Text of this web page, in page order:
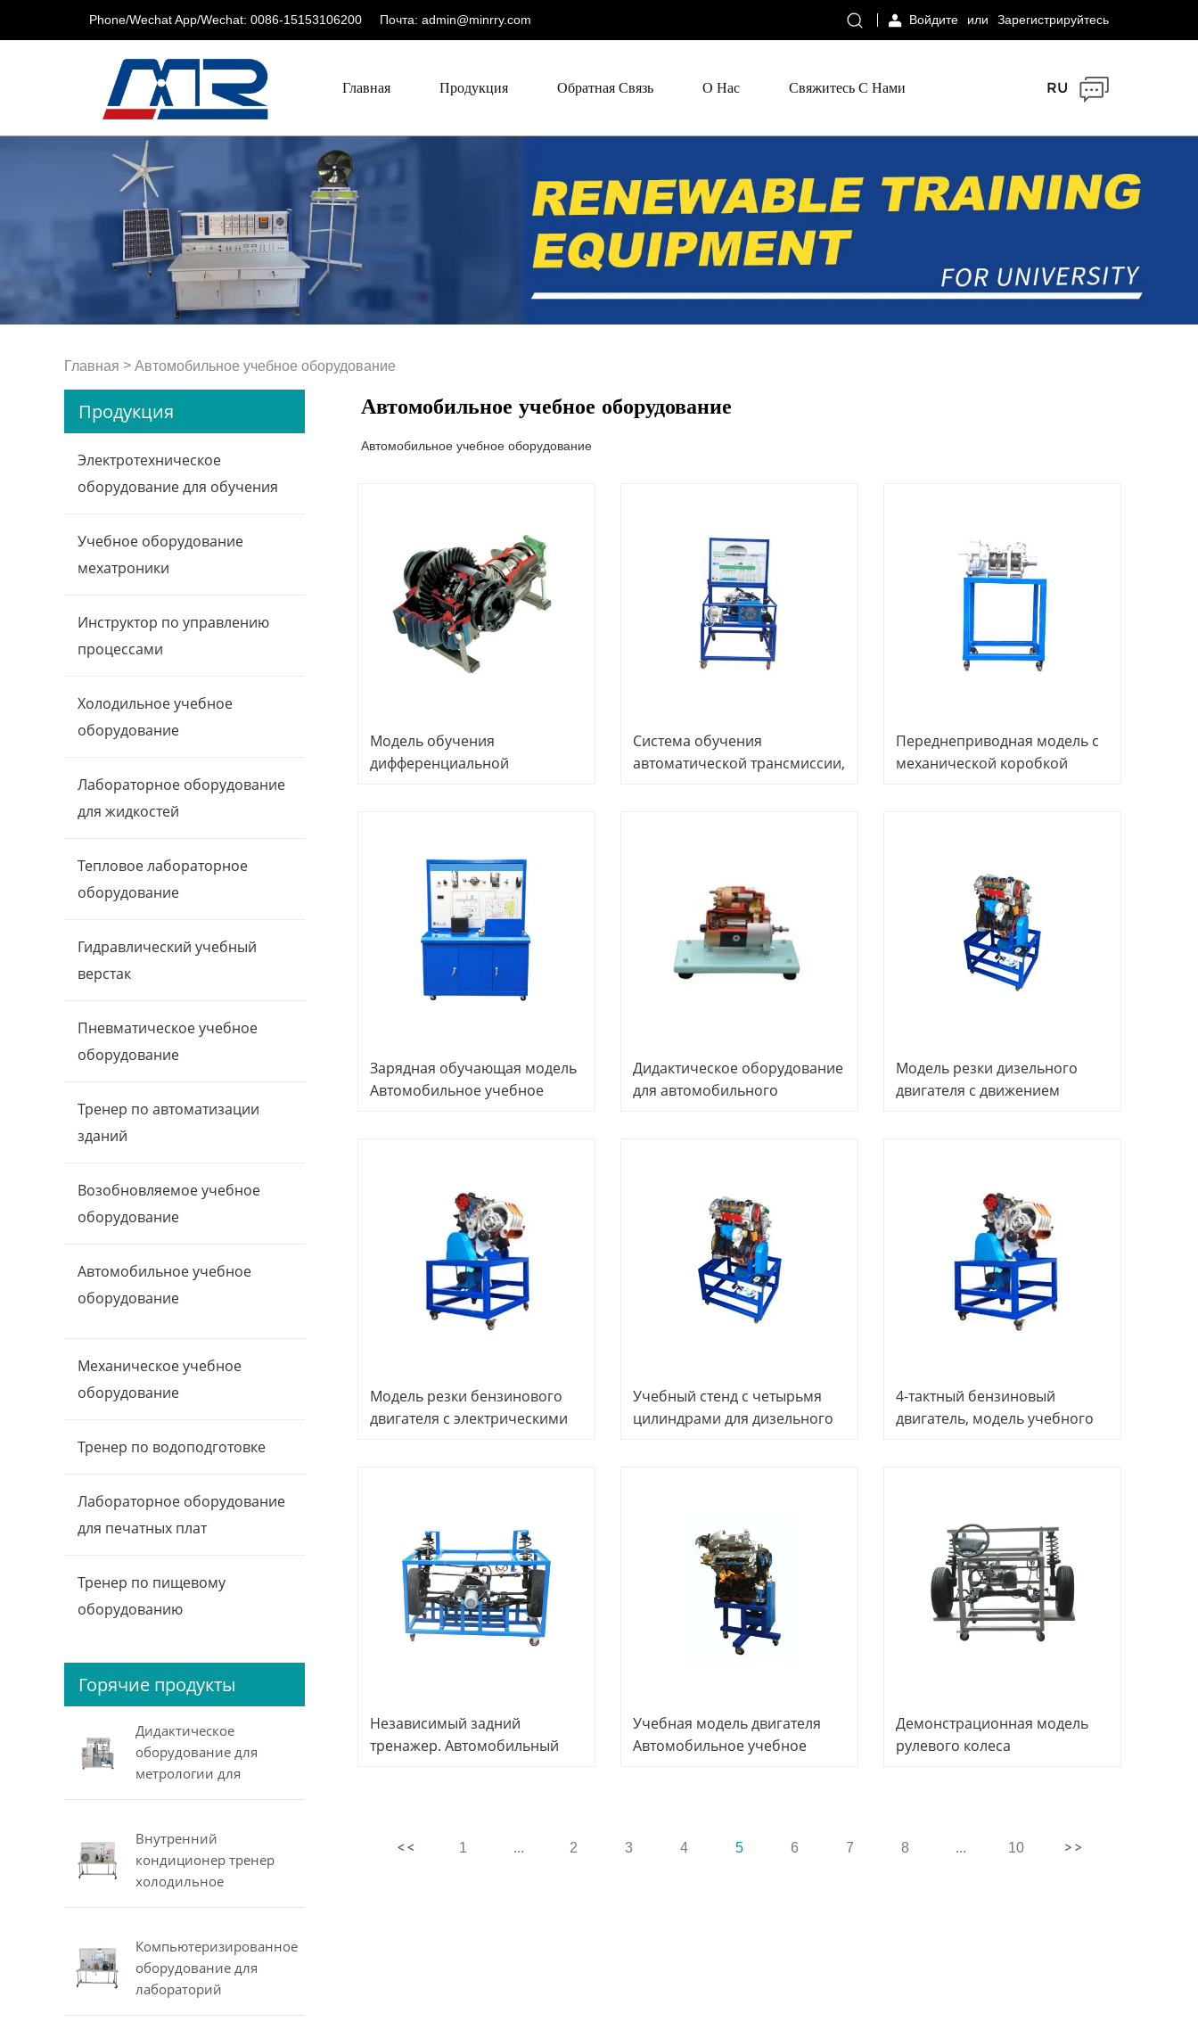
Phone/Wechat App/Wechat: 0086-15153106200 Почта: admin@minrry.com Войдите или Зарегистрируйтесь
Главная Продукция Обратная Связь О Нас Свяжитесь С Нами RU
Главная > Автомобильное учебное оборудование
Продукция
Электротехническое
оборудование для обучения
Учебное оборудование
мехатроники
Инструктор по управлению
процессами
Холодильное учебное
оборудование
Лабораторное оборудование
для жидкостей
Тепловое лабораторное
оборудование
Гидравлический учебный
верстак
Пневматическое учебное
оборудование
Тренер по автоматизации
зданий
Возобновляемое учебное
оборудование
Автомобильное учебное
оборудование
Механическое учебное
оборудование
Тренер по водоподготовке
Лабораторное оборудование
для печатных плат
Тренер по пищевому
оборудованию
Горячие продукты
Дидактическое
оборудование для
метрологии для
давления, расхода,
Внутренний
кондиционер тренер
холодильное
оборудование для
подготовки
оборудования
Компьютеризированное
оборудование для
лабораторий
охлаждения и
Автомобильное учебное оборудование
Автомобильное учебное оборудование
Модель обучения
дифференциальной
Система обучения
автоматической трансмиссии,
Переднеприводная модель с
механической коробкой
Зарядная обучающая модель
Автомобильное учебное
Дидактическое оборудование
для автомобильного
Модель резки дизельного
двигателя с движением
Модель резки бензинового
двигателя с электрическими
Учебный стенд с четырьмя
цилиндрами для дизельного
4-тактный бензиновый
двигатель, модель учебного
обучения
Независимый задний
тренажер. Автомобильный
Учебная модель двигателя
Автомобильное учебное
Демонстрационная модель
рулевого колеса
1 ... 2 3 4 5 6 7 8 ... 10